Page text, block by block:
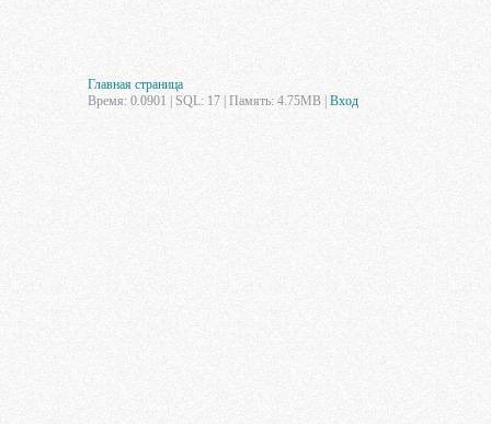
Главная страница
Время: 0.0901 | SQL: 17 | Память: 4.75MB Вход